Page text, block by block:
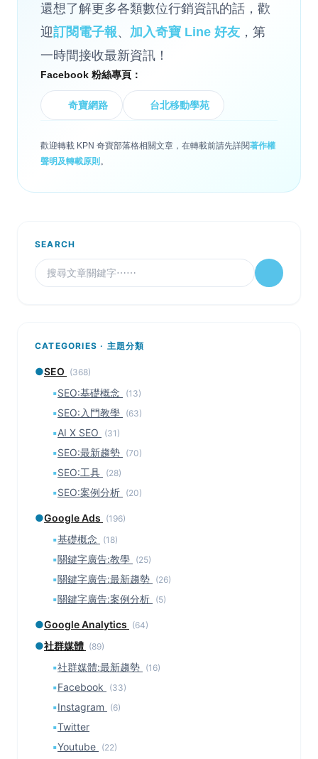
還想了解更多各類數位行銷資訊的話，歡
迎訂閱電子報、 加入奇寶 Line 好友 ，第
一時間接收最新資訊！
Facebook 粉絲專頁：
奇寶網路 台北移動學苑
歡迎轉載 KPN 奇寶部落格相關文章，在轉載前請先詳閱著作權
聲明及轉載原則 。
SEARCH
CATEGORIES · 主題分類
●SEO (368)
▪SEO:基礎概念 (13)
▪SEO:入門教學 (63)
▪AI X SEO (31)
▪SEO:最新趨勢 (70)
▪SEO:工具 (28)
▪SEO:案例分析 (20)
●Google Ads (196)
▪基礎概念 (18)
▪關鍵字廣告:教學 (25)
▪關鍵字廣告:最新趨勢 (26)
▪關鍵字廣告:案例分析 (5)
●Google Analytics (64)
●社群媒體 (89)
▪社群媒體:最新趨勢 (16)
▪Facebook (33)
▪Instagram (6)
▪Twitter
▪Youtube (22)